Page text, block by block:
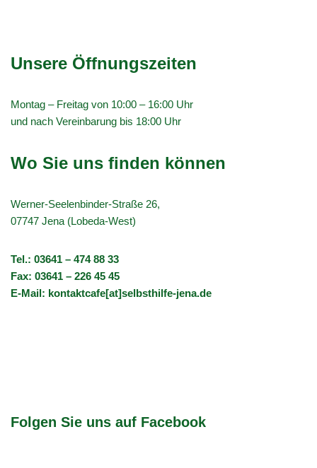
Unsere Öffnungszeiten
Montag – Freitag von 10:00 – 16:00 Uhr
und nach Vereinbarung bis 18:00 Uhr
Wo Sie uns finden können
Werner-Seelenbinder-Straße 26,
07747 Jena (Lobeda-West)
Tel.: 03641 – 474 88 33
Fax: 03641 – 226 45 45
E-Mail: kontaktcafe[at]selbsthilfe-jena.de
Folgen Sie uns auf Facebook